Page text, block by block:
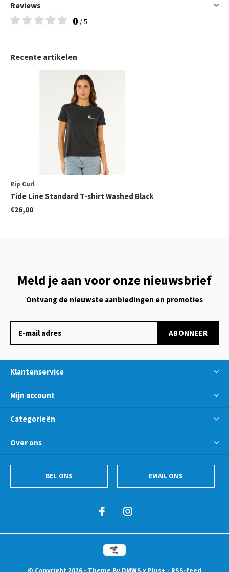
Reviews
0 / 5
Recente artikelen
Rip Curl
Tide Line Standard T-shirt Washed Black
€26,00
Meld je aan voor onze nieuwsbrief
Ontvang de nieuwste aanbiedingen en promoties
ABONNEER
Klantenservice
Mijn account
Categorieën
Over ons
BEL ONS EMAIL ONS